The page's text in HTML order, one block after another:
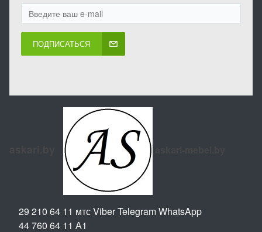
ПОДПИСАТЬСЯ
29 210 64 11 мтс Viber Telegram WhatsApp
44 760 64 11 А1